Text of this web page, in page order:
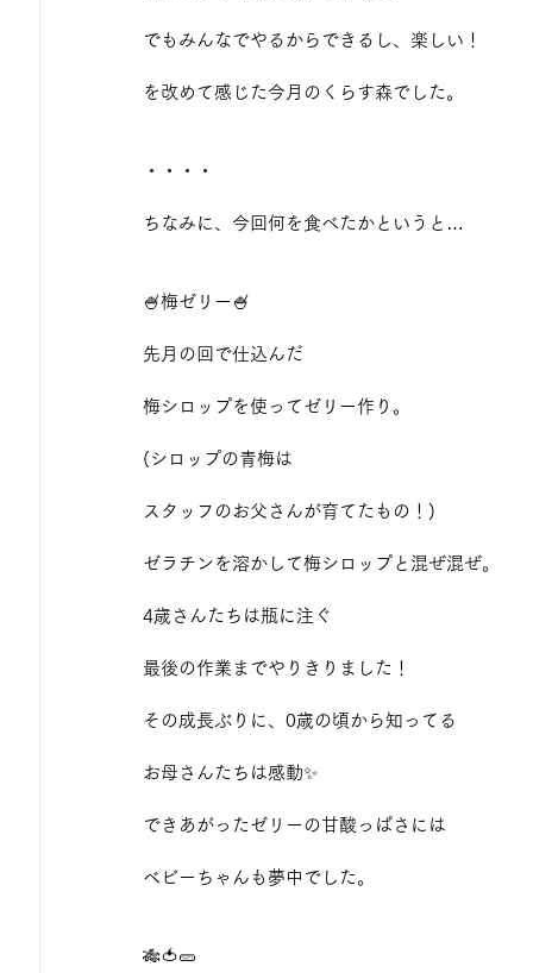
でもみんなでやるからできるし、楽しい！
を改めて感じた今月のくらす森でした。
・・・・
ちなみに、今回何を食べたかというと…
🍧梅ゼリー🍧
先月の回で仕込んだ
梅シロップを使ってゼリー作り。
(シロップの青梅は
スタッフのお父さんが育てたもの！)
ゼラチンを溶かして梅シロップと混ぜ混ぜ。
4歳さんたちは瓶に注ぐ
最後の作業までやりきりました！
その成長ぶりに、0歳の頃から知ってる
お母さんたちは感動✨
できあがったゼリーの甘酸っぱさには
ベビーちゃんも夢中でした。
🎋🍅🥒